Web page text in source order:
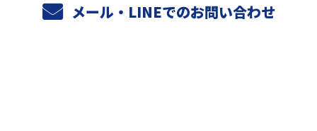
メール・LINEでのお問い合わせ